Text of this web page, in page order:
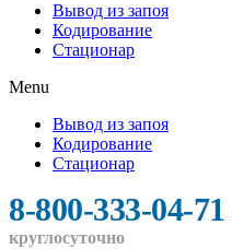
Вывод из запоя
Кодирование
Стационар
Menu
Вывод из запоя
Кодирование
Стационар
8-800-333-04-71
круглосуточно